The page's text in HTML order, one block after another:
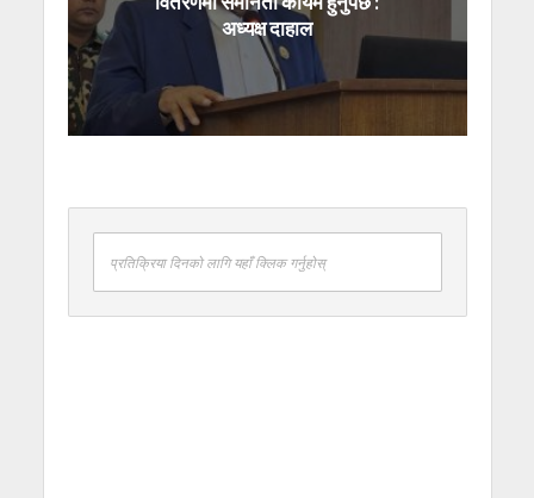
अध्यक्ष दाहाल
प्रतिक्रिया दिनको लागि यहाँ क्लिक गर्नुहोस्